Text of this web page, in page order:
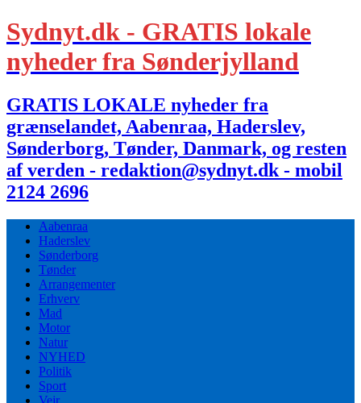
Sydnyt.dk - GRATIS lokale
nyheder fra Sønderjylland
GRATIS LOKALE nyheder fra
grænselandet, Aabenraa, Haderslev,
Sønderborg, Tønder, Danmark, og resten
af verden - redaktion@sydnyt.dk - mobil
2124 2696
Aabenraa
Haderslev
Sønderborg
Tønder
Arrangementer
Erhverv
Mad
Motor
Natur
NYHED
Politik
Sport
Vejr